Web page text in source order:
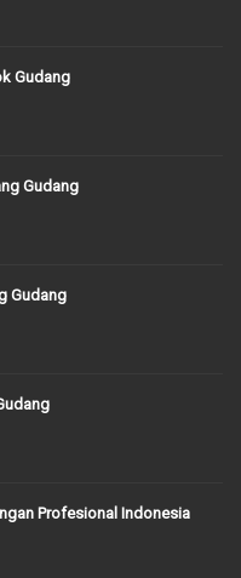
Gudang
Gudang
Gudang
Profesional Indonesia